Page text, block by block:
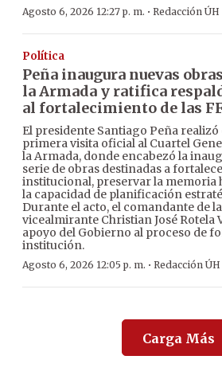
Agosto 6, 2026 12:27 p. m. · Redacción ÚH
Política
Peña inaugura nuevas
la Armada y ratifica
al fortalecimiento de las
El presidente Santiago Peña realizó
primera visita oficial al Cuartel
la Armada, donde encabezó la
serie de obras destinadas a
institucional, preservar la memoria
la capacidad de planificación
Durante el acto, el comandante de
vicealmirante Christian José Rotela
apoyo del Gobierno al proceso de
institución.
Agosto 6, 2026 12:05 p. m. · Redacción ÚH
Carga Más